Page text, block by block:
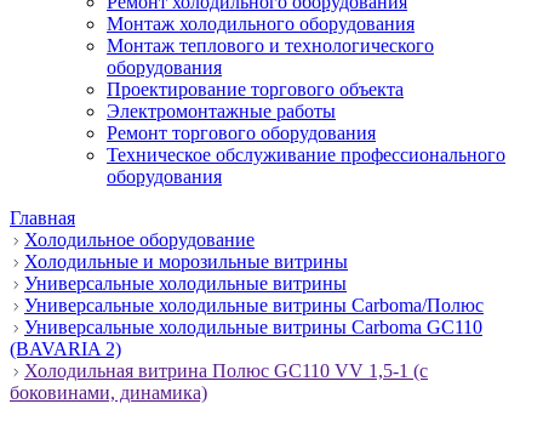
Монтаж холодильного оборудования
Монтаж теплового и технологического
оборудования
Проектирование торгового объекта
Электромонтажные работы
Ремонт торгового оборудования
Техническое обслуживание профессионального
оборудования
Главная
Холодильное оборудование
Холодильные и морозильные витрины
Универсальные холодильные витрины
Универсальные холодильные витрины Carboma/Полюс
Универсальные холодильные витрины Carboma GC110
(BAVARIA 2)
Холодильная витрина Полюс GC110 VV 1,5-1 (с
боковинами, динамика)